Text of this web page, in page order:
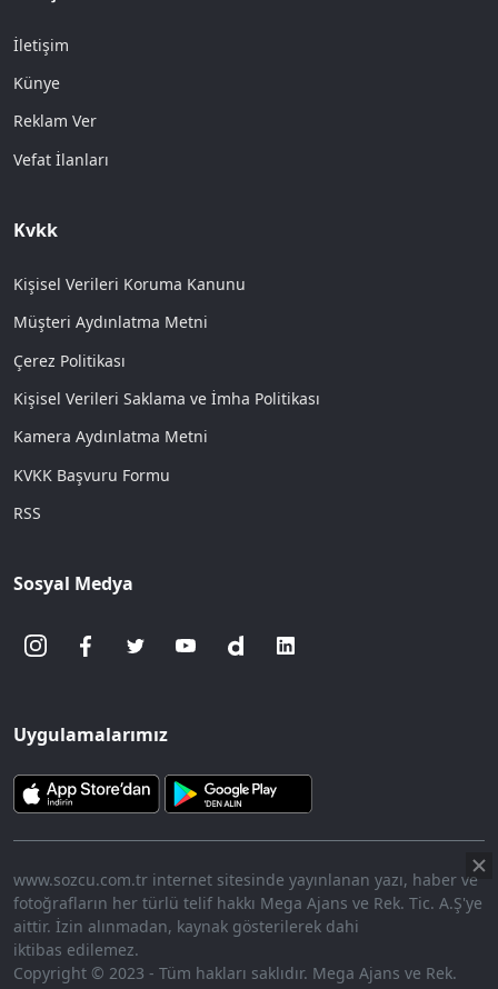
İletişim
Künye
Reklam Ver
Vefat İlanları
Kvkk
Kişisel Verileri Koruma Kanunu
Müşteri Aydınlatma Metni
Çerez Politikası
Kişisel Verileri Saklama ve İmha Politikası
Kamera Aydınlatma Metni
KVKK Başvuru Formu
RSS
Sosyal Medya
Uygulamalarımız
www.sozcu.com.tr internet sitesinde yayınlanan yazı, haber ve
fotoğrafların her türlü telif hakkı Mega Ajans ve Rek. Tic. A.Ş'ye
aittir. İzin alınmadan, kaynak gösterilerek dahi
iktibas edilemez.
Copyright © 2023 - Tüm hakları saklıdır. Mega Ajans ve Rek.